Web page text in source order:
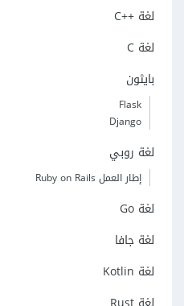
لغة C++‎
لغة C
بايثون
Flask
Django
لغة روبي
إطار العمل Ruby on Rails
لغة Go
لغة جافا
لغة Kotlin